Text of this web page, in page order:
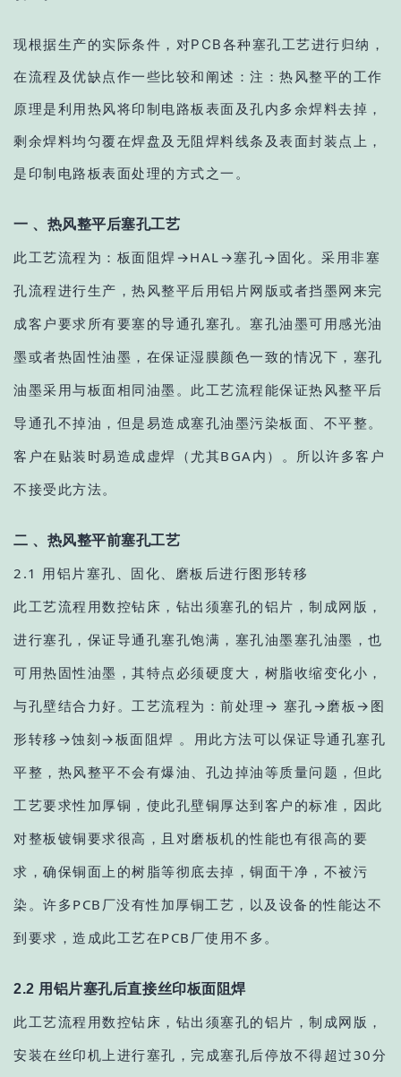
现根据生产的实际条件，对PCB各种塞孔工艺进行归纳，
在流程及优缺点作一些比较和阐述：注：热风整平的工作
原理是利用热风将印制电路板表面及孔内多余焊料去掉，
剩余焊料均匀覆在焊盘及无阻焊料线条及表面封装点上，
是印制电路板表面处理的方式之一。
一 、热风整平后塞孔工艺
此工艺流程为：板面阻焊→HAL→塞孔→固化。采用非塞
孔流程进行生产，热风整平后用铝片网版或者挡墨网来完
成客户要求所有要塞的导通孔塞孔。塞孔油墨可用感光油
墨或者热固性油墨，在保证湿膜颜色一致的情况下，塞孔
油墨采用与板面相同油墨。此工艺流程能保证热风整平后
导通孔不掉油，但是易造成塞孔油墨污染板面、不平整。
客户在贴装时易造成虚焊（尤其BGA内）。所以许多客户
不接受此方法。
二 、热风整平前塞孔工艺
2.1 用铝片塞孔、固化、磨板后进行图形转移
此工艺流程用数控钻床，钻出须塞孔的铝片，制成网版，
进行塞孔，保证导通孔塞孔饱满，塞孔油墨塞孔油墨，也
可用热固性油墨，其特点必须硬度大，树脂收缩变化小，
与孔壁结合力好。工艺流程为：前处理→ 塞孔→磨板→图
形转移→蚀刻→板面阻焊 。用此方法可以保证导通孔塞孔
平整，热风整平不会有爆油、孔边掉油等质量问题，但此
工艺要求性加厚铜，使此孔壁铜厚达到客户的标准，因此
对整板镀铜要求很高，且对磨板机的性能也有很高的要
求，确保铜面上的树脂等彻底去掉，铜面干净，不被污
染。许多PCB厂没有性加厚铜工艺，以及设备的性能达不
到要求，造成此工艺在PCB厂使用不多。
2.2 用铝片塞孔后直接丝印板面阻焊
此工艺流程用数控钻床，钻出须塞孔的铝片，制成网版，
安装在丝印机上进行塞孔，完成塞孔后停放不得超过30分